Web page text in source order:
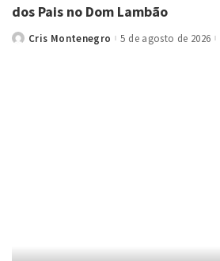
dos Pais no Dom Lambão
PostedCris Montenegro 5 de agosto de 2026